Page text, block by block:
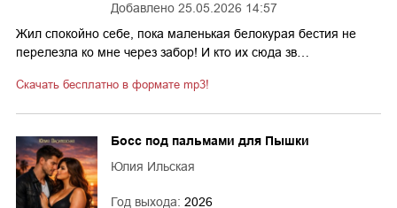
Добавлено 25.05.2026 14:57
Жил спокойно себе, пока маленькая белокурая бестия не
перелезла ко мне через забор! И кто их сюда зв…
Скачать бесплатно в формате mp3!
Босс под пальмами для Пышки
Юлия Ильская
Год выхода: 2026